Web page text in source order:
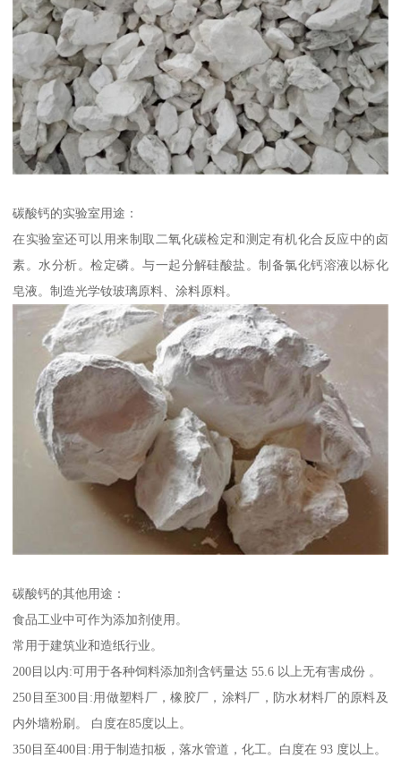
碳酸钙的实验室用途：
在实验室还可以用来制取二氧化碳检定和测定有机化合反应中的卤
素。水分析。检定磷。与一起分解硅酸盐。制备氯化钙溶液以标化
皂液。制造光学钕玻璃原料、涂料原料。
碳酸钙的其他用途：
食品工业中可作为添加剂使用。
常用于建筑业和造纸行业。
200目以内:可用于各种饲料添加剂含钙量达 55.6 以上无有害成份 。
250目至300目:用做塑料厂，橡胶厂，涂料厂，防水材料厂的原料及
内外墙粉刷。 白度在85度以上。
350目至400目:用于制造扣板，落水管道，化工。白度在 93 度以上。